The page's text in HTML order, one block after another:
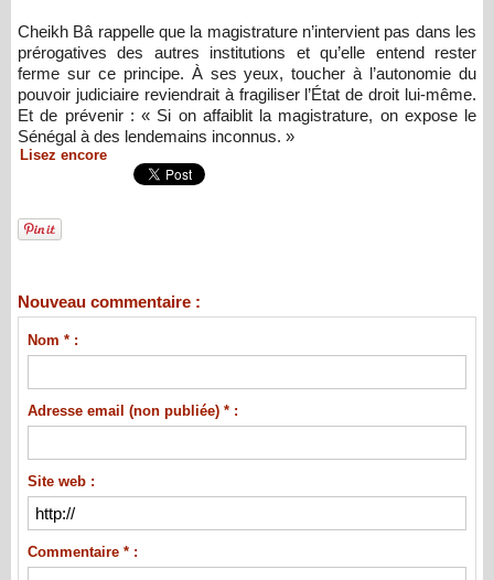
Cheikh Bâ rappelle que la magistrature n’intervient pas dans les
prérogatives des autres institutions et qu’elle entend rester
ferme sur ce principe. À ses yeux, toucher à l’autonomie du
pouvoir judiciaire reviendrait à fragiliser l’État de droit lui-même.
Et de prévenir : « Si on affaiblit la magistrature, on expose le
Sénégal à des lendemains inconnus. »
Lisez encore
Nouveau commentaire :
Nom * :
Adresse email (non publiée) * :
Site web :
Commentaire * :